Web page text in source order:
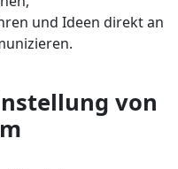
und Ideen direkt an
von